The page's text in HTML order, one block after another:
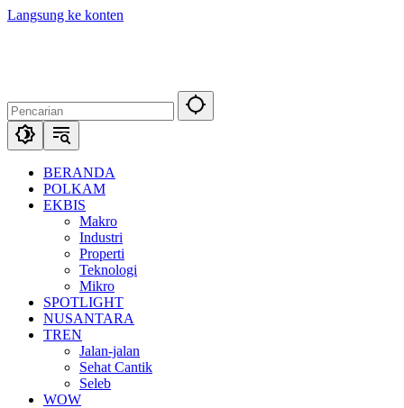
Langsung ke konten
BERANDA
POLKAM
EKBIS
Makro
Industri
Properti
Teknologi
Mikro
SPOTLIGHT
NUSANTARA
TREN
Jalan-jalan
Sehat Cantik
Seleb
WOW